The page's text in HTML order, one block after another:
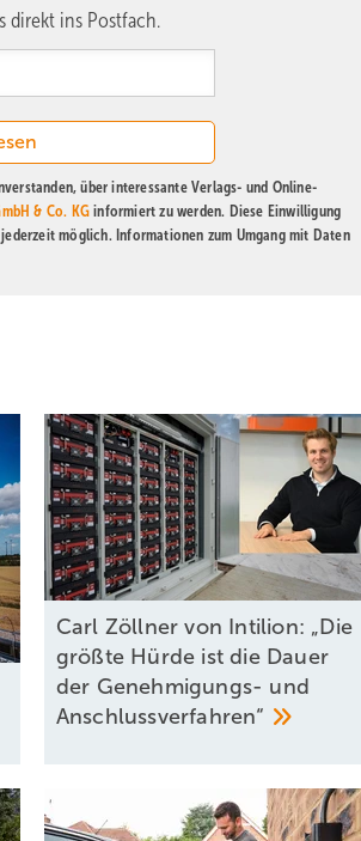
direkt ins Postfach.
über interessante Verlags- und Online-
& Co. KGinformiert zu werden. Diese Einwilligung
möglich. Informationen zum Umgang mit Daten
Carl Zöllner von Intilion: „Die
größte Hürde ist die Dauer
der Genehmigungs- und
Anschlussverfahren“